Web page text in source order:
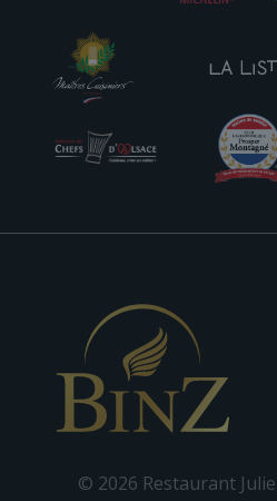
© 2026 Restaurant